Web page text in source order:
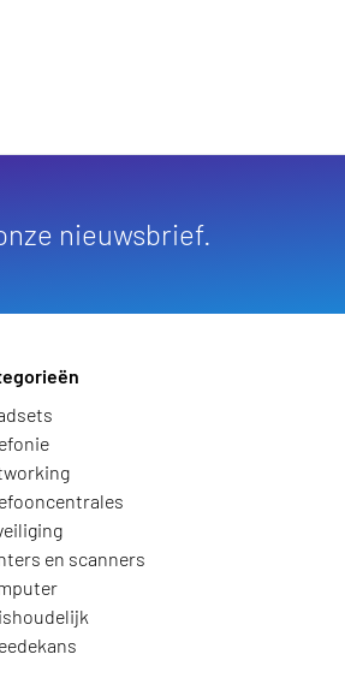
winkelwagen
nieuwsbrief.
en scanners